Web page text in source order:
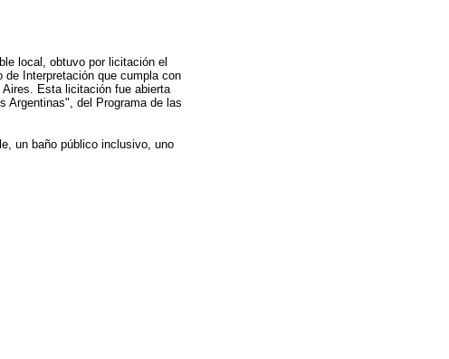
local, obtuvo por licitación el
Interpretación que cumpla con
Esta licitación fue abierta
Argentinas", del Programa de las
un baño público inclusivo, uno